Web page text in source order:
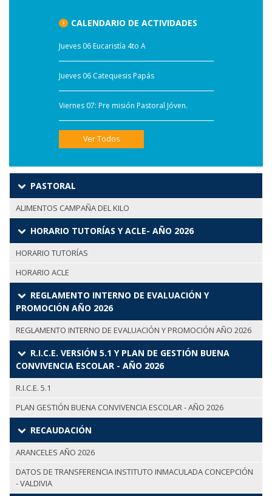
CALENDARIO DE ACTIVIDADES
Jueves 06 Eucaristía 4to A
Jueves 06 Catequesis Papás
Viernes 07: Pre misión Pastoral Jóven.
Ver Todos
PASTORAL
ALIMENTOS CAMPAÑA DEL KILO
HORARIO TUTORÍAS Y ACLE- AÑO 2026
HORARIO TUTORÍAS
HORARIO ACLE
REGLAMENTO INTERNO DE EVALUACIÓN Y
PROMOCIÓN AÑO 2026
REGLAMENTO INTERNO DE EVALUACIÓN Y PROMOCIÓN AÑO 2026
R.I.C.E. VERSIÓN 5.1 Y PLAN DE GESTIÓN BUENA
CONVIVENCIA ESCOLAR - AÑO 2026
R.I.C.E. 5.1
PLAN GESTIÓN BUENA CONVIVENCIA ESCOLAR - AÑO 2026
RECAUDACIÓN
ARANCELES AÑO 2026
DATOS DE TRANSFERENCIA INSTITUTO INMACULADA CONCEPCIÓN
- VALDIVIA